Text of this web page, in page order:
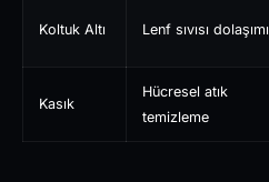
Koltuk Altı Lenf sıvısı dolaşımı
Kasık
Hücresel atık
temizleme